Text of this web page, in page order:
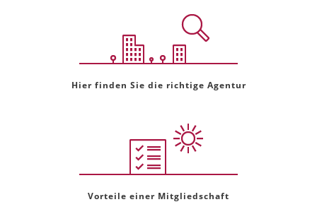
Hier finden Sie die richtige Agentur
Vorteile einer Mitgliedschaft